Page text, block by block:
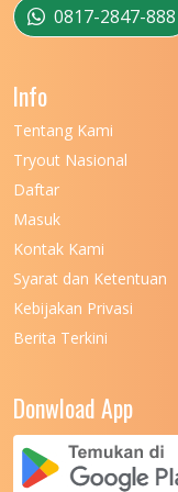
0817-2847-888
Info
Tentang Kami
Tryout Nasional
Daftar
Masuk
Kontak Kami
Syarat dan Ketentuan
Kebijakan Privasi
Berita Terkini
Donwload App